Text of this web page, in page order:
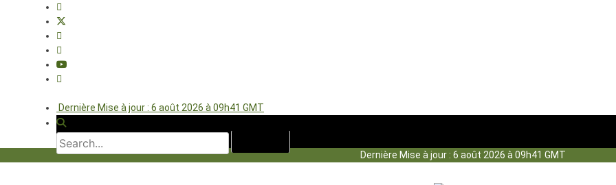
Dernière Mise à jour : 6 août 2026 à 09h41 GMT
Dernière Mise à jour : 6 août 2026 à 09h41 GMT